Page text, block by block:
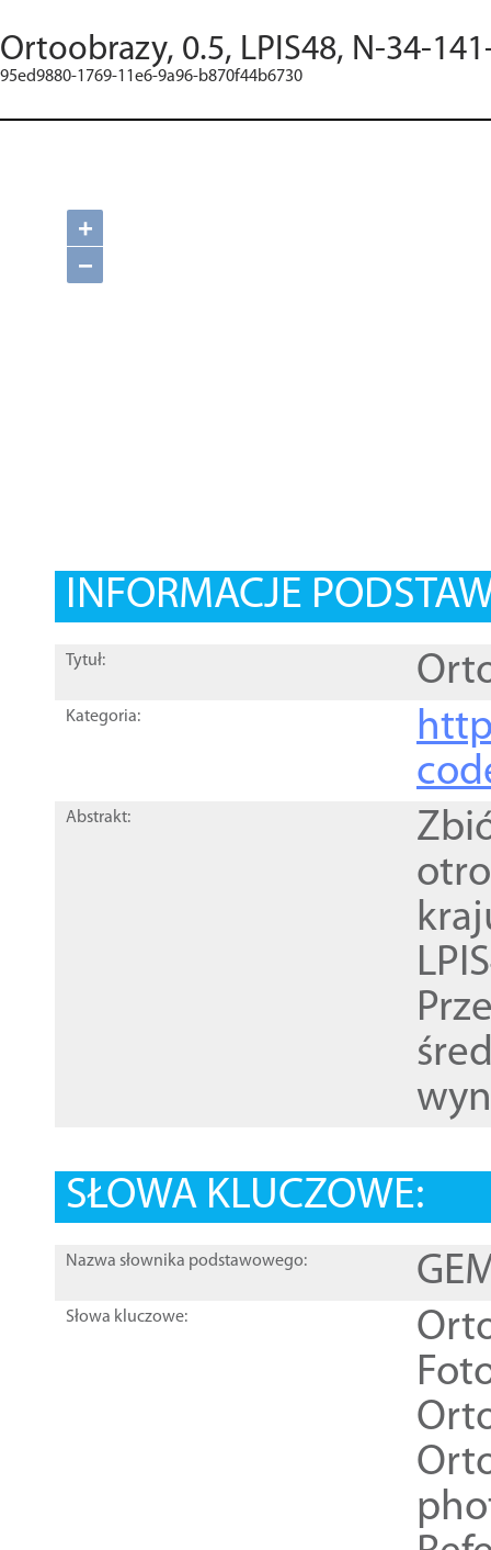
Ortoobrazy, 0.5, LPIS48, N-34-
95ed9880-1769-11e6-9a96-b870f44b6730
+
−
INFORMACJE
Tytuł:
Kategoria:
Abstrakt:
SŁOWA KLUCZOWE:
Nazwa słownika podstawowego:
Słowa kluczowe: